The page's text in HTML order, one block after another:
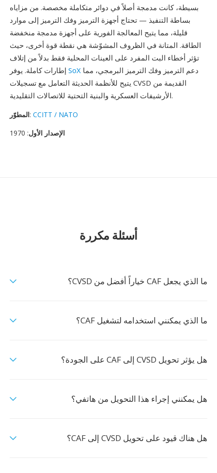
بسيطة، كانت مدمجة أصلاً في دوائر متكاملة مخصصة. من مزاياه
بساطة التنفيذ — تحتاج أجهزة الترميز وفك الترميز إلى موارد
قليلة، مما يتيح المعالجة الفورية على أجهزة مدمجة منخفضة
الطاقة. المتانة في الظروف المشوّشة هي نقطة قوة أخرى، حيث
تؤثر أخطاء البت المفرد على العينات المحلية فقط بدلاً من إتلاف
SoX
يتيح للأنظمة الحديثة التعامل مع تسجيلات CVSD القديمة من
الأرشيفات العسكرية والبنية التحتية للاتصالات التقليدية.
المطوّر: CCITT / NATO
الإصدار الأول: 1970
أسئلة مكررة
ما الذي يجعل CAF خياراً أفضل من CVSD؟
ما الذي يمكنني استخدامه لتشغيل CAF؟
هل يؤثر تحويل CVSD إلى CAF على الجودة؟
هل يمكنني إجراء هذا التحويل من هاتفي؟
هل هناك قيود على تحويل CVSD إلى CAF؟